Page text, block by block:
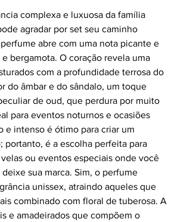
complexa e luxuosa da família
agradar por set seu caminho
abre com uma nota picante e
bergamota. O coração revela uma
com a profundidade terrosa do
do âmbar e do sândalo, um toque
de oud, que perdura por muito
para eventos noturnos e ocasiões
e intenso é ótimo para criar um
é a escolha perfeita para
ou eventos especiais onde você
sua marca. Sim, o perfume
unissex, atraindo aqueles que
combinado com floral de tuberosa. A
e amadeirados que compõem o